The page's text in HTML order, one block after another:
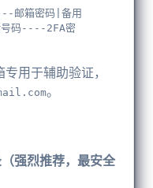
箱密码|备用
号码----2FA密
专用于辅助验证，
。
强烈推荐，最安全